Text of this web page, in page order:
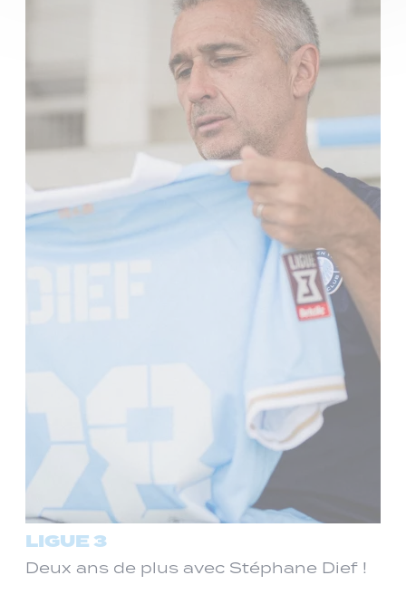
LIGUE 3
Deux ans de plus avec Stéphane Dief !